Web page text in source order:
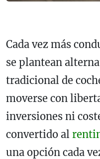
Cada vez más
se plantean
tradicional de
moverse con
inversiones ni
convertido al
una opción cada